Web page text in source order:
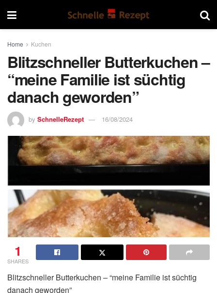
Home Kuchen
Blitzschneller Butterkuchen –
“meine Familie ist süchtig
danach geworden”
by SchnelleRezept 16/08/2024
1
SHARES
Blitzschneller Butterkuchen – “meine Familie ist süchtig
danach geworden”